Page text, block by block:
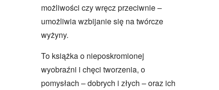
możliwości czy wręcz przeciwnie –
umożliwia wzbijanie się na twórcze
wyżyny.
To książka o nieposkromionej
wyobraźni i chęci tworzenia, o
pomysłach – dobrych i złych – oraz ich